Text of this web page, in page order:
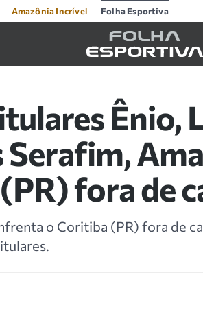
Amazônia Incrível Folha Esportiva
Ênio,
fora de
o Coritiba (PR) fora de